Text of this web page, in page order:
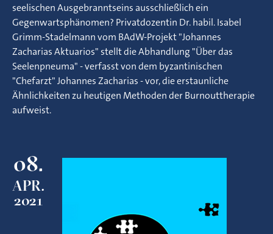
seelischen Ausgebranntseins ausschließlich ein
Gegenwartsphänomen? Privatdozentin Dr. habil. Isabel
Grimm-Stadelmann vom BAdW-Projekt "Johannes
Zacharias Aktuarios" stellt die Abhandlung "Über das
Seelenpneuma" - verfasst von dem byzantinischen
"Chefarzt" Johannes Zacharias - vor, die erstaunliche
Ähnlichkeiten zu heutigen Methoden der Burnouttherapie
aufweist.
08.
APR.
2021